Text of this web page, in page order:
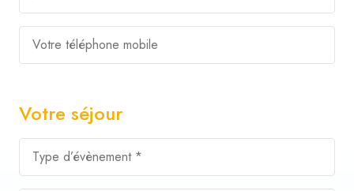
Votre téléphone mobile
Votre séjour
Type d’évènement *